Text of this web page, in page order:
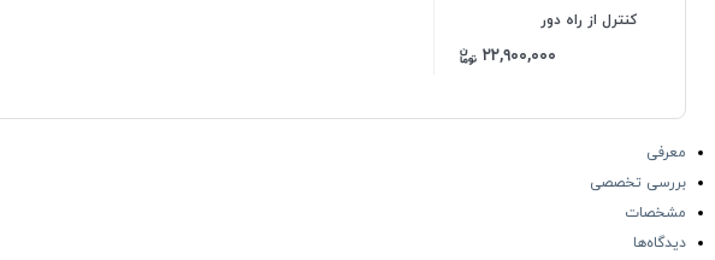
کنترل از راه دور
۲۲,۹۰۰,۰۰۰
معرفی
بررسی تخصصی
مشخصات
دیدگاه‌ها